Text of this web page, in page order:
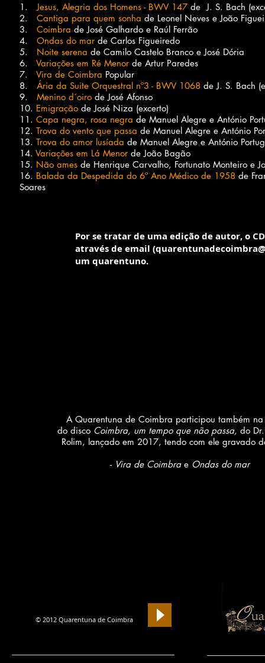
1. Jesus, Alegria dos Homens - BWV 147 de J. S. Bach
2. Cantiga para quem sonha de Leonel Neves e João
3. Coimbra de José Galhardo e Raúl Ferrão
4. Ondas do mar de Carlos Figueiredo
5. Noite serena de Camilo Castelo Branco e José Dória
6. Variações em Ré Menor de Artur Paredes
7. Vira de Coimbra Popular
8. Ária da Suite Orquestral nº3 - BWV 1068 de J. S. Bach
9. Menino d´oiro de José Afonso
10. Emigração de José Niza (excerto)
11. Capa negra, rosa negra de Manuel Alegre e António
12. Trova do vento que passa de Manuel Alegre e António
13. Trova do amor lusíada de Manuel Alegre e António
14. Variações em Lá Menor de João Bagão
15. Não ames de Henrique Carvalho, Fortunato Monteiro e
16. Balada da Despedida do 6º Ano Médico de 1958 de
Soares
Por se tratar de uma edição de autor, o
através de email (
um quarentuno.
A Quarentuna de Coimbra participou também
do disco Coimbra, um tempo que não passa, do
Rolim, lançado em 2017, tendo com ele gravado
- Vira de Coimbrae Ondas do mar
© 2012 Quarentuna de Coimbra